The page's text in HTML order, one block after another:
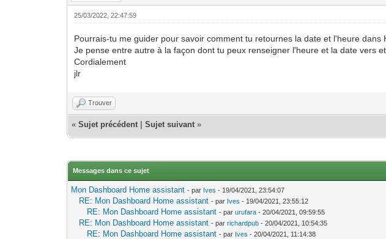
25/03/2022, 22:47:59
Pourrais-tu me guider pour savoir comment tu retournes la date et l'heure dans
Je pense entre autre à la façon dont tu peux renseigner l'heure et la date vers
Cordialement
jlr
Trouver
«Sujet précédent |Sujet suivant »
Messages dans ce sujet
Mon Dashboard Home assistant - par Ives - 19/04/2021, 23:54:07
RE: Mon Dashboard Home assistant - par Ives - 19/04/2021, 23:55:12
RE: Mon Dashboard Home assistant - parurufara - 20/04/2021, 09:59:55
RE: Mon Dashboard Home assistant - parrichardpub - 20/04/2021, 10:54:35
RE: Mon Dashboard Home assistant - par Ives - 20/04/2021, 11:14:38